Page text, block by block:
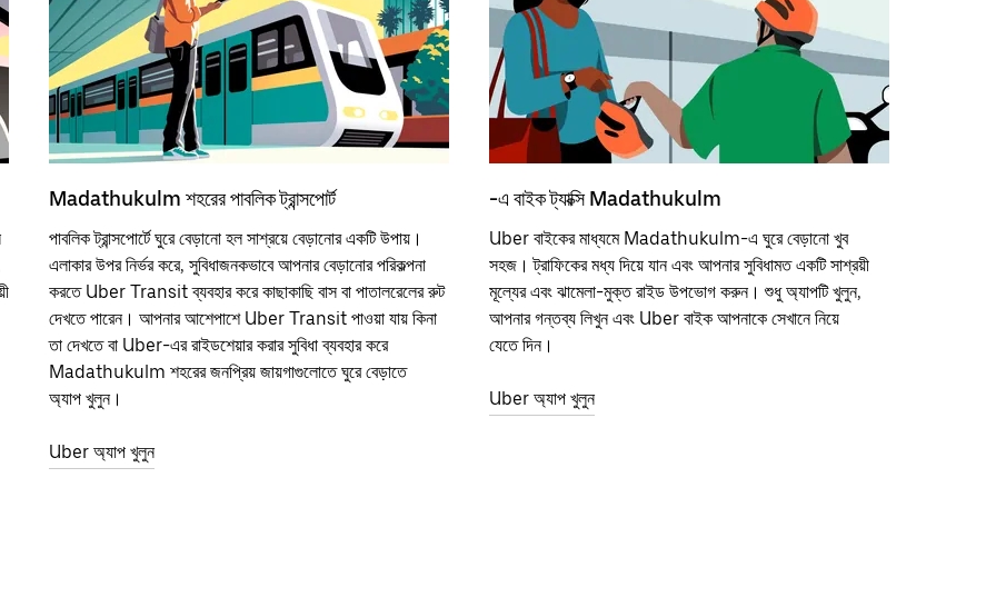
Madathukulm শহরের পাবলিক ট্রান্সপোর্ট
পাবলিক ট্রান্সপোর্টে ঘুরে বেড়ানো হল সাশ্রয়ে বেড়ানোর একটি উপায়।
এলাকার উপর নির্ভর করে, সুবিধাজনকভাবে আপনার বেড়ানোর পরিকল্পনা
করতে Uber Transit ব্যবহার করে কাছাকাছি বাস বা পাতালরেলের রুট
দেখতে পারেন। আপনার আশেপাশে Uber Transit পাওয়া যায় কিনা
তা দেখতে বা Uber-এর রাইডশেয়ার করার সুবিধা ব্যবহার করে
Madathukulm শহরের জনপ্রিয় জায়গাগুলোতে ঘুরে বেড়াতে
অ্যাপ খুলুন।
Uber অ্যাপ খুলুন
-এ বাইক ট্যাক্সি Madathukulm
Uber বাইকের মাধ্যমে Madathukulm-এ ঘুরে বেড়ানো খুব
সহজ। ট্রাফিকের মধ্য দিয়ে যান এবং আপনার সুবিধামত একটি সাশ্রয়ী
মূল্যের এবং ঝামেলা-মুক্ত রাইড উপভোগ করুন। শুধু অ্যাপটি খুলুন,
আপনার গন্তব্য লিখুন এবং Uber বাইক আপনাকে সেখানে নিয়ে
যেতে দিন।
Uber অ্যাপ খুলুন